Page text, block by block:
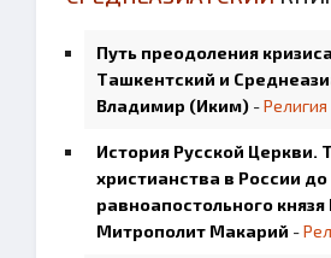
Путь преодоления
Ташкентский и
Владимир (Иким) -Религия
История Русской Церкви.
христианства в России до
равноапостольного
Митрополит Макарий -